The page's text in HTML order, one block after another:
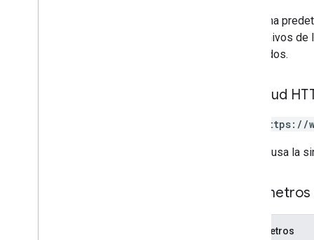
De forma
los archivos
resultados.
Solicitud
GET
La URL usa la
Parámetros